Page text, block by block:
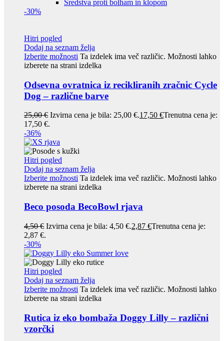
Sredstva proti bolham in klopom
-30%
Hitri pogled
Dodaj na seznam želja
Izberite možnosti Ta izdelek ima več različic. Možnosti lahko
izberete na strani izdelka
Odsevna ovratnica iz recikliranih zračnic Cycle
Dog – različne barve
25,00€ Izvirna cena je bila: 25,00 €.17,50 €Trenutna cena je:
17,50 €.
-36%
Hitri pogled
Dodaj na seznam želja
Izberite možnosti Ta izdelek ima več različic. Možnosti lahko
izberete na strani izdelka
Beco posoda BecoBowl rjava
4,50€ Izvirna cena je bila: 4,50 €.2,87 €Trenutna cena je:
2,87 €.
-30%
Hitri pogled
Dodaj na seznam želja
Izberite možnosti Ta izdelek ima več različic. Možnosti lahko
izberete na strani izdelka
Rutica iz eko bombaža Doggy Lilly – različni
vzorčki